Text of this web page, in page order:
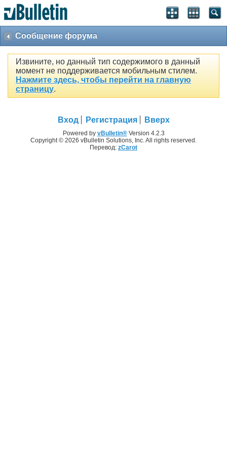
Сообщение форума
Извините, но данный тип содержимого в данный
момент не поддерживается мобильным стилем.
Нажмите здесь, чтобы перейти на главную
страницу.
Вход Регистрация Вверх
Powered by vBulletin®Version 4.2.3
Copyright © 2026 vBulletin Solutions, Inc. All rights reserved.
Перевод: zCarot